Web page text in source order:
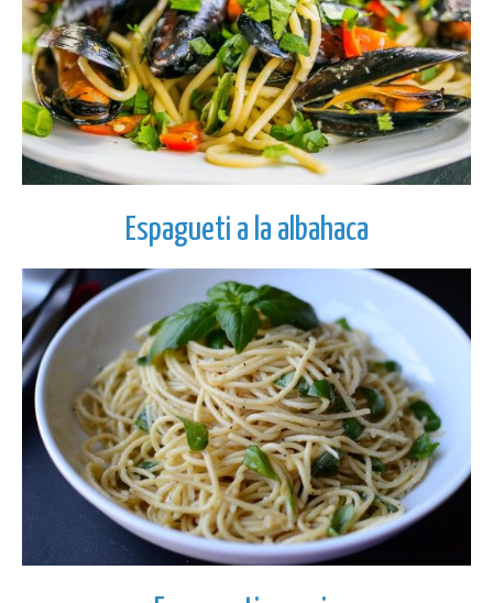
Espagueti a la albahaca